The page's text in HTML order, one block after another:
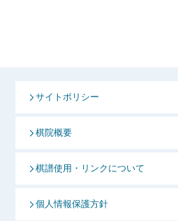
サイトポリシー
棋院概要
棋譜使用・リンクについて
個人情報保護方針